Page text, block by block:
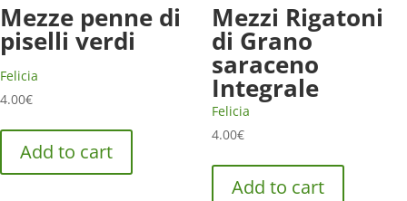
Mezze penne di
piselli verdi
Felicia
4.00€
Add to cart
Mezzi Rigatoni
di Grano
saraceno
Integrale
Felicia
4.00€
Add to cart